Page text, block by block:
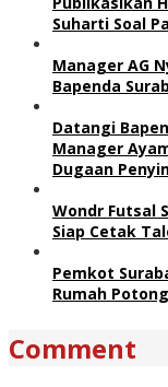
Suharti Soal
Manager AG
Bapenda
Datangi
Manager
Dugaan
Wondr Futsal
Siap Cetak
Pemkot
Rumah
Comment